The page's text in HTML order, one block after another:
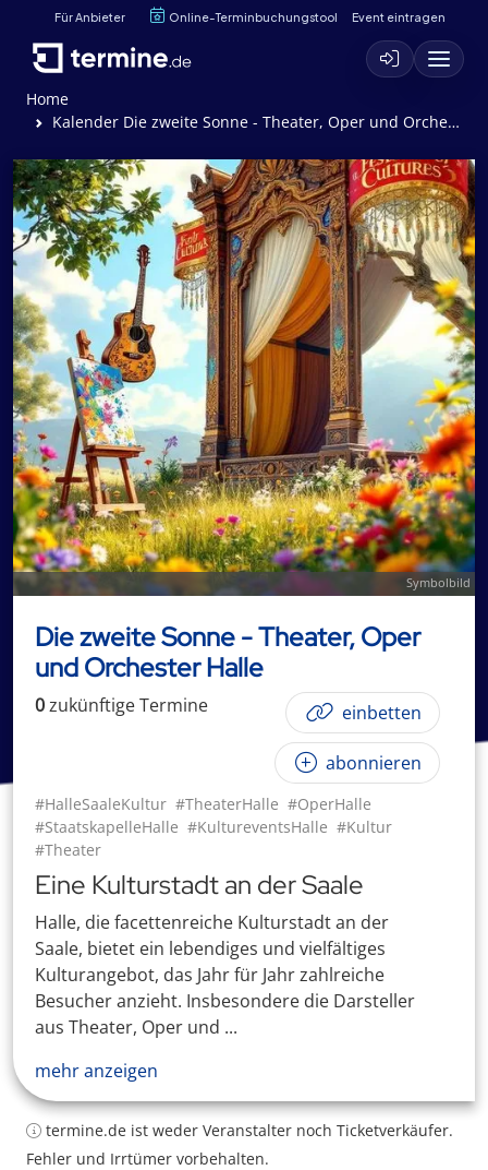
Für Anbieter Online-Terminbuchungstool Event eintragen
Home
Kalender Die zweite Sonne - Theater, Oper und Orchester Halle
Symbolbild
Die zweite Sonne - Theater, Oper
und Orchester Halle
0zukünftigeTermine einbetten
abonnieren
#HalleSaaleKultur #TheaterHalle #OperHalle
#StaatskapelleHalle #KultureventsHalle #Kultur
#Theater
Eine Kulturstadt an der Saale
Halle, die facettenreiche Kulturstadt an der
Saale, bietet ein lebendiges und vielfältiges
Kulturangebot, das Jahr für Jahr zahlreiche
Besucher anzieht. Insbesondere die Darsteller
aus Theater, Oper und ...
mehr anzeigen
termine.de ist weder Veranstalter noch Ticketverkäufer.
Fehler und Irrtümer vorbehalten.